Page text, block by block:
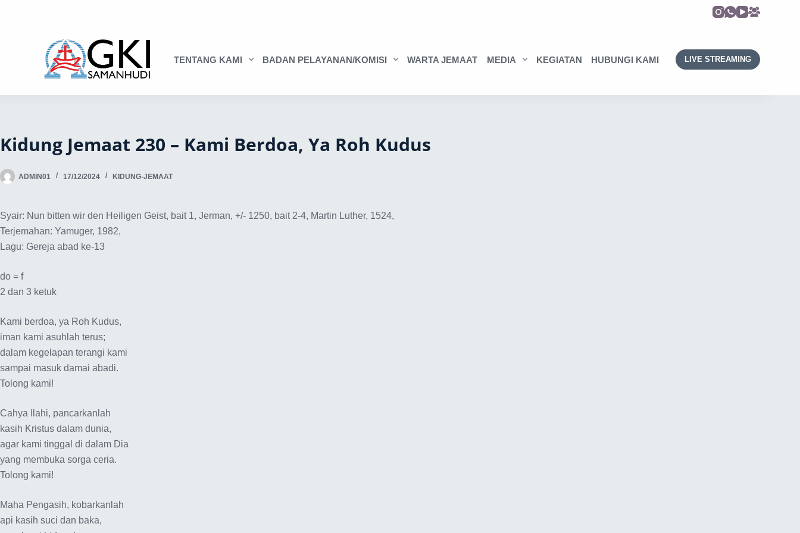
TENTANG KAMI BADAN PELAYANAN/KOMISI WARTA JEMAAT MEDIA KEGIATAN HUBUNGI KAMI LIVE STREAMING
Kidung Jemaat 230 – Kami Berdoa, Ya Roh Kudus
ADMIN01 17/12/2024 KIDUNG-JEMAAT
Syair: Nun bitten wir den Heiligen Geist, bait 1, Jerman, +/- 1250, bait 2-4, Martin Luther, 1524,
Terjemahan: Yamuger, 1982,
Lagu: Gereja abad ke-13
do = f
2 dan 3 ketuk
Kami berdoa, ya Roh Kudus,
iman kami asuhlah terus;
dalam kegelapan terangi kami
sampai masuk damai abadi.
Tolong kami!
Cahya Ilahi, pancarkanlah
kasih Kristus dalam dunia,
agar kami tinggal di dalam Dia
yang membuka sorga ceria.
Tolong kami!
Maha Pengasih, kobarkanlah
api kasih suci dan baka,